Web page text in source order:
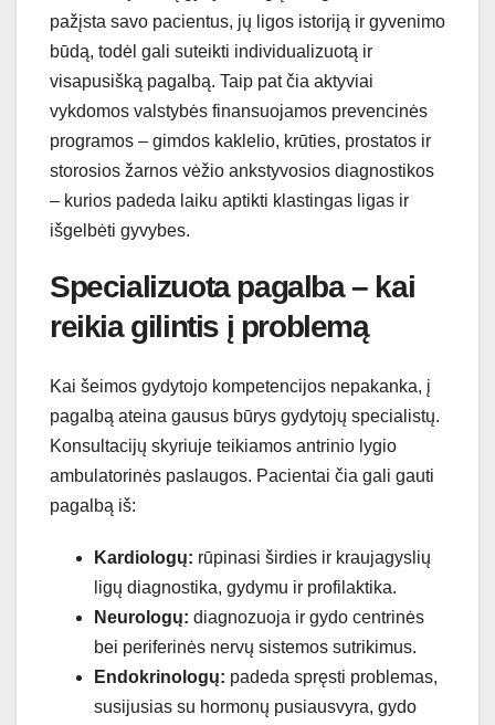
pažįsta savo pacientus, jų ligos istoriją ir gyvenimo
būdą, todėl gali suteikti individualizuotą ir
visapusišką pagalbą. Taip pat čia aktyviai
vykdomos valstybės finansuojamos prevencinės
programos – gimdos kaklelio, krūties, prostatos ir
storosios žarnos vėžio ankstyvosios diagnostikos
– kurios padeda laiku aptikti klastingas ligas ir
išgelbėti gyvybes.
Specializuota pagalba – kai
reikia gilintis į problemą
Kai šeimos gydytojo kompetencijos nepakanka, į
pagalbą ateina gausus būrys gydytojų specialistų.
Konsultacijų skyriuje teikiamos antrinio lygio
ambulatorinės paslaugos. Pacientai čia gali gauti
pagalbą iš:
Kardiologų: rūpinasi širdies ir kraujagyslių
ligų diagnostika, gydymu ir profilaktika.
Neurologų: diagnozuoja ir gydo centrinės
bei periferinės nervų sistemos sutrikimus.
Endokrinologų: padeda spręsti problemas,
susijusias su hormonų pusiausvyra, gydo